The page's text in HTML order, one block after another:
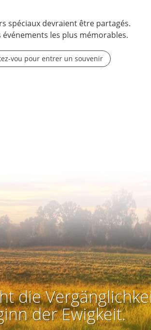
spéciaux devraient être partagés.
événements les plus mémorables.
vou pour entrer un souvenir
die
der Ewigkeit.